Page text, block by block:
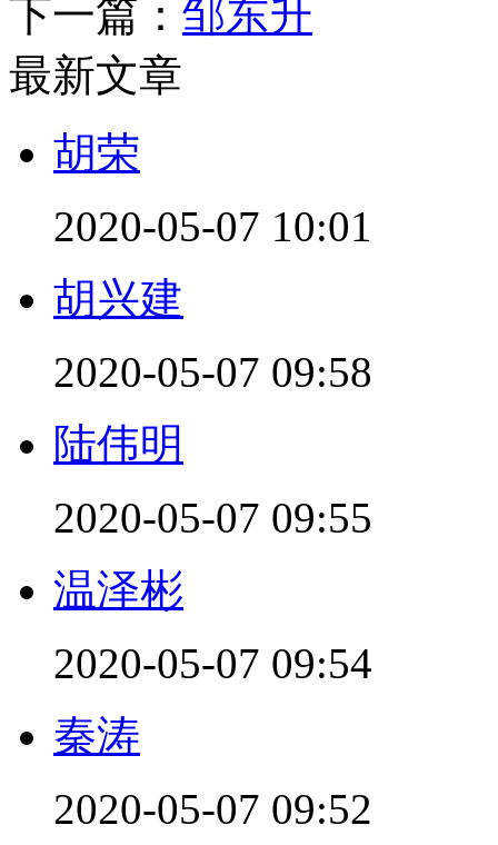
下一篇： 邹东升
最新文章
胡荣
2020-05-07 10:01
胡兴建
2020-05-07 09:58
陆伟明
2020-05-07 09:55
温泽彬
2020-05-07 09:54
秦涛
2020-05-07 09:52